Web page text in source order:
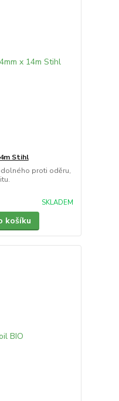
Stihl
proti oděru,
SKLADEM
košíku